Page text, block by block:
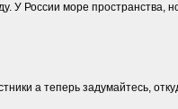
У России море пространства,
а теперь задумайтесь,